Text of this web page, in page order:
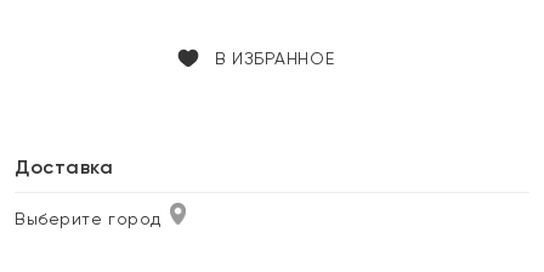
В ИЗБРАННОЕ
Доставка
Выберите город